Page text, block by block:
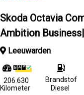
Skoda Octavia
Ambition
Leeuwarden
206.630
Kilometer
Brandstof
Diesel